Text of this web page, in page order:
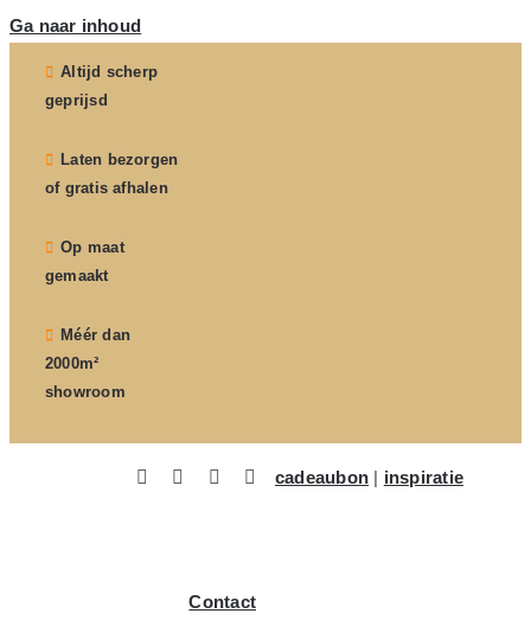
Ga naar inhoud
Altijd scherp
geprijsd
Laten bezorgen
of gratis afhalen
Op maat
gemaakt
Méér dan
2000m²
showroom
cadeaubon | inspiratie
Contact